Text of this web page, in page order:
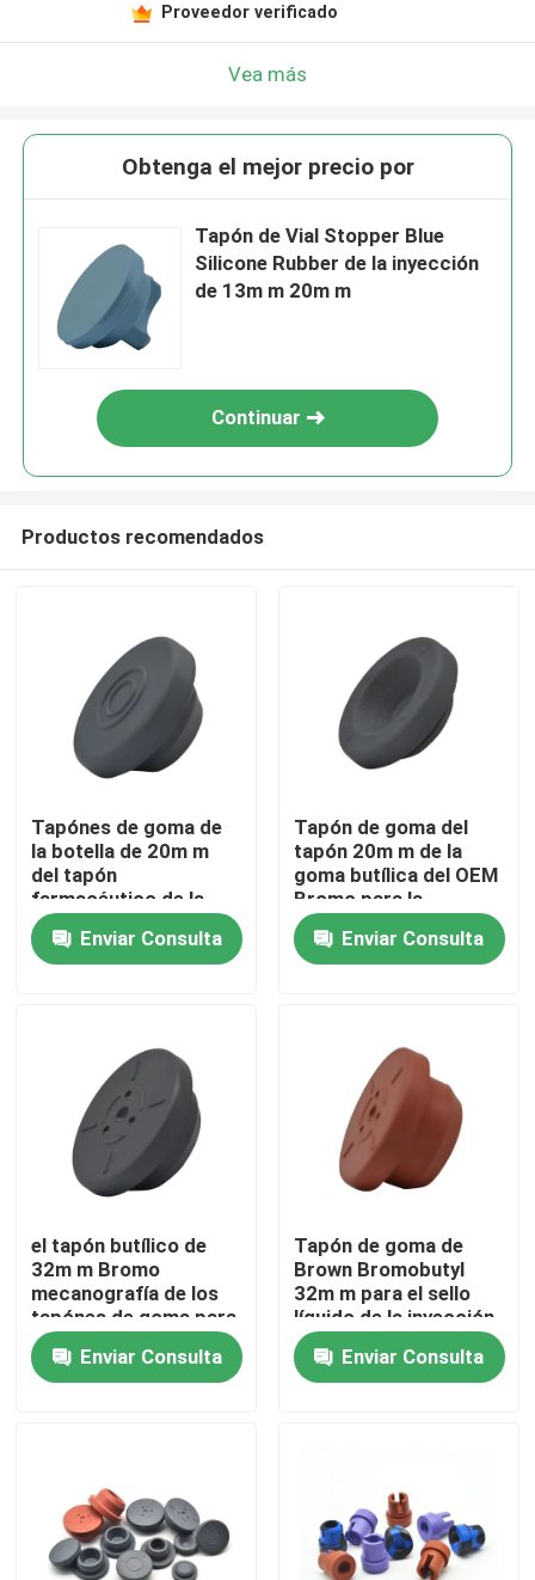
Inicio
Productos
Visita a la fábrica
Control de Calidad
Contacto
Solicitar una cotización
Tapón de goma médico
Émbolo de goma de la jeringuilla
Proveedor verificado
Vea más
Obtenga el mejor precio por
Tapón de Vial Stopper Blue
Silicone Rubber de la inyección
de 13m m 20m m
Continuar
Productos recomendados
Tapónes de goma de
la botella de 20m m
del tapón
farmacéutico de la
goma de silicona con
el agujeroEnviar Consulta
Tapón de goma del
tapón 20m m de la
goma butílica del OEM
Bromo para la
inyección
Enviar Consulta
el tapón butílico de
32m m Bromo
mecanografía de los
tapónes de goma para
los productos
farmacéuticos
Enviar Consulta
Tapón de goma de
Brown Bromobutyl
32m m para el sello
líquido de la inyección
Enviar Consulta